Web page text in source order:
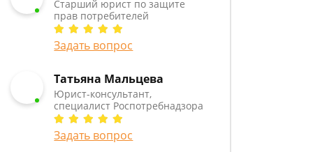
Старший юрист по защите
прав потребителей
Задать вопрос
Татьяна Мальцева
Юрист-консультант,
специалист Роспотребнадзора
Задать вопрос